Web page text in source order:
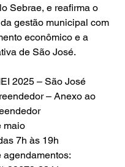
Sebrae, e reafirma o
gestão municipal com
econômico e a
de São José.
2025 – São José
– Anexo ao
maio
7h às 19h
agendamentos: